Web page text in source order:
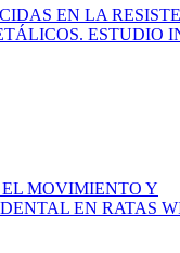
EN LA
ESTUDIO
MOVIMIENTO Y
EN RATAS